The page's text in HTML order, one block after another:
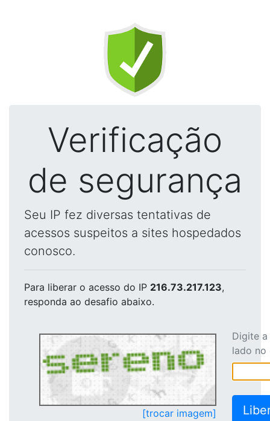
Verificação
de segurança
Seu IP fez diversas tentativas de
acessos suspeitos a sites hospedados
conosco.
Para liberar o acesso do IP 216.73.217.123,
responda ao desafio abaixo.
[trocar imagem]
Digite
lado no